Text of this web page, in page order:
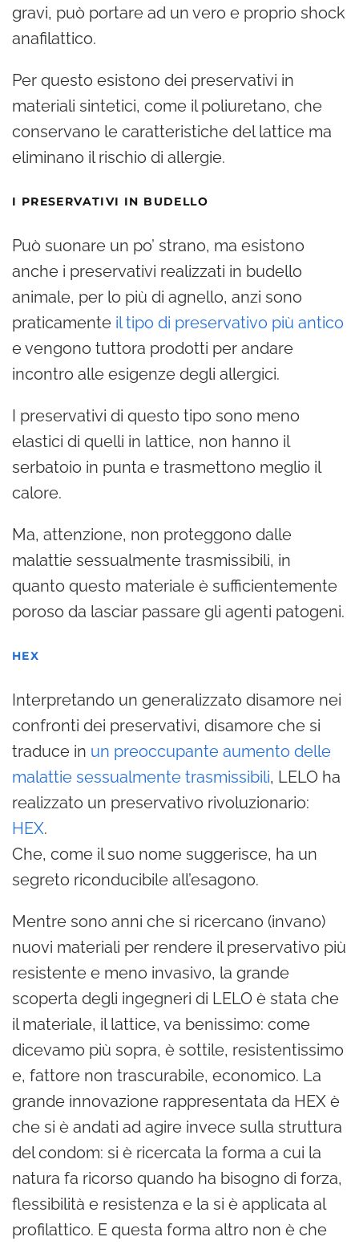
gravi, può portare ad un vero e proprio shock
anafilattico.
Per questo esistono dei preservativi in
materiali sintetici, come il poliuretano, che
conservano le caratteristiche del lattice ma
eliminano il rischio di allergie.
I PRESERVATIVI IN BUDELLO
Può suonare un po’ strano, ma esistono
anche i preservativi realizzati in budello
animale, per lo più di agnello, anzi sono
praticamente il tipo di preservativo più antico
e vengono tuttora prodotti per andare
incontro alle esigenze degli allergici.
I preservativi di questo tipo sono meno
elastici di quelli in lattice, non hanno il
serbatoio in punta e trasmettono meglio il
calore.
Ma, attenzione, non proteggono dalle
malattie sessualmente trasmissibili, in
quanto questo materiale è sufficientemente
poroso da lasciar passare gli agenti patogeni.
HEX
Interpretando un generalizzato disamore nei
confronti dei preservativi, disamore che si
traduce in un preoccupante aumento delle
malattie sessualmente trasmissibili, LELO ha
realizzato un preservativo rivoluzionario:
HEX.
Che, come il suo nome suggerisce, ha un
segreto riconducibile all’esagono.
Mentre sono anni che si ricercano (invano)
nuovi materiali per rendere il preservativo più
resistente e meno invasivo, la grande
scoperta degli ingegneri di LELO è stata che
il materiale, il lattice, va benissimo: come
dicevamo più sopra, è sottile, resistentissimo
e, fattore non trascurabile, economico. La
grande innovazione rappresentata da HEX è
che si è andati ad agire invece sulla struttura
del condom: si è ricercata la forma a cui la
natura fa ricorso quando ha bisogno di forza,
flessibilità e resistenza e la si è applicata al
profilattico. E questa forma altro non è che